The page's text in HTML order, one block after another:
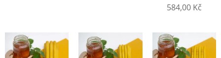
584,00Kč